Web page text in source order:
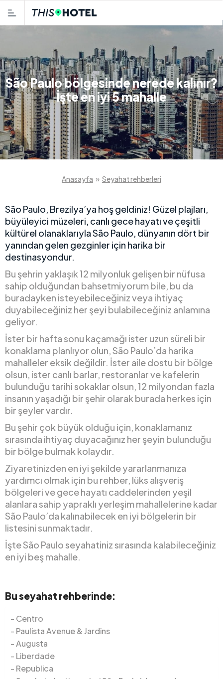
São Paulo bölgesinde nerede kalınır?
İşte en iyi 5 mahalle
Anasayfa » Seyahat rehberleri
São Paulo, Brezilya’ya hoş geldiniz! Güzel plajları,
büyüleyici müzeleri, canlı gece hayatı ve çeşitli
kültürel olanaklarıyla São Paulo, dünyanın dört bir
yanından gelen gezginler için harika bir
destinasyondur.
Bu şehrin yaklaşık 12 milyonluk gelişen bir nüfusa
sahip olduğundan bahsetmiyorum bile, bu da
buradayken isteyebileceğiniz veya ihtiyaç
duyabileceğiniz her şeyi bulabileceğiniz anlamına
geliyor.
İster bir hafta sonu kaçamağı ister uzun süreli bir
konaklama planlıyor olun, São Paulo’da harika
mahalleler eksik değildir. İster aile dostu bir bölge
olsun, ister canlı barlar, restoranlar ve kafelerin
bulunduğu tarihi sokaklar olsun, 12 milyondan fazla
insanın yaşadığı bir şehir olarak burada herkes için
bir şeyler vardır.
Bu şehir çok büyük olduğu için, konaklamanız
sırasında ihtiyaç duyacağınız her şeyin bulunduğu
bir bölge bulmak kolaydır.
Ziyaretinizden en iyi şekilde yararlanmanıza
yardımcı olmak için bu rehber, lüks alışveriş
bölgeleri ve gece hayatı caddelerinden yeşil
alanlara sahip yapraklı yerleşim mahallelerine kadar
São Paulo’da kalınabilecek en iyi bölgelerin bir
listesini sunmaktadır.
İşte São Paulo seyahatiniz sırasında kalabileceğiniz
en iyi beş mahalle.
Bu seyahat rehberinde:
Centro
Paulista Avenue & Jardins
Augusta
Liberdade
Republica